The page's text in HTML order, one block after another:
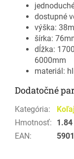
dostupné
výška:
šírka:
dĺžka:
6000mm
materiál:
Dodatočné
Kategória:
Hmotnosť:
EAN: